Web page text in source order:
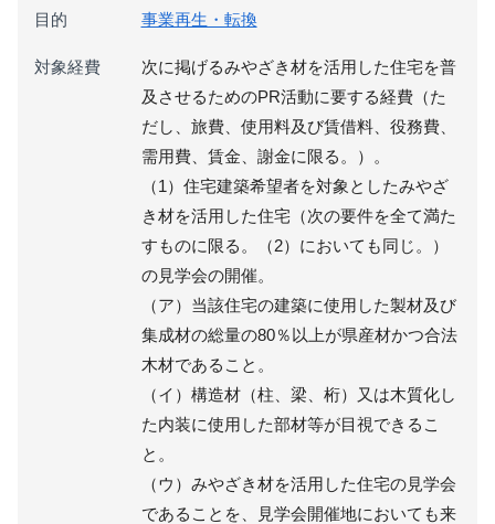
目的 事業再生・転換
対象経費
次に掲げるみやざき材を活用した住宅を普
及させるためのPR活動に要する経費（た
だし、旅費、使用料及び賃借料、役務費、
需用費、賃金、謝金に限る。）。
（1）住宅建築希望者を対象としたみやざ
き材を活用した住宅（次の要件を全て満た
すものに限る。（2）においても同じ。）
の見学会の開催。
（ア）当該住宅の建築に使用した製材及び
集成材の総量の80％以上が県産材かつ合法
木材であること。
（イ）構造材（柱、梁、桁）又は木質化し
た内装に使用した部材等が目視できるこ
と。
（ウ）みやざき材を活用した住宅の見学会
であることを、見学会開催地においても来